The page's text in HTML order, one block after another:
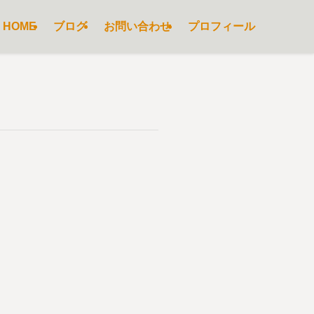
HOME ブログ お問い合わせ プロフィール